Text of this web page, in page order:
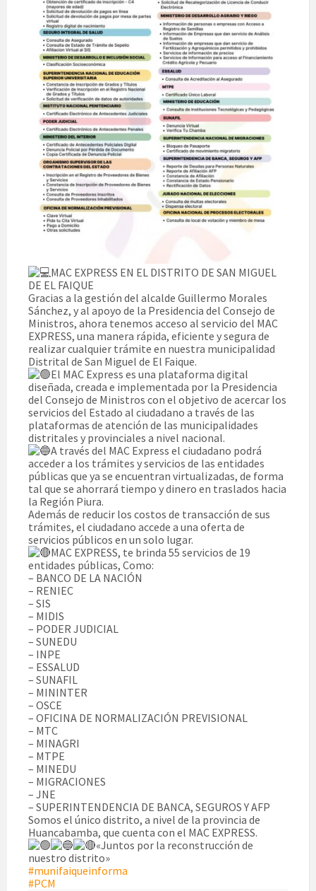
MAC EXPRESS EN EL DISTRITO DE SAN MIGUEL
DE EL FAIQUE
Gracias a la gestión del alcalde Guillermo Morales
Sánchez, y al apoyo de la Presidencia del Consejo de
Ministros, ahora tenemos acceso al servicio del MAC
EXPRESS, una manera rápida, eficiente y segura de
realizar cualquier trámite en nuestra municipalidad
Distrital de San Miguel de El Faique.
El MAC Express es una plataforma digital
diseñada, creada e implementada por la Presidencia
del Consejo de Ministros con el objetivo de acercar los
servicios del Estado al ciudadano a través de las
plataformas de atención de las municipalidades
distritales y provinciales a nivel nacional.
A través del MAC Express el ciudadano podrá
acceder a los trámites y servicios de las entidades
públicas que ya se encuentran virtualizadas, de forma
tal que se ahorrará tiempo y dinero en traslados hacia
la Región Piura.
Además de reducir los costos de transacción de sus
trámites, el ciudadano accede a una oferta de
servicios públicos en un solo lugar.
MAC EXPRESS, te brinda 55 servicios de 19
entidades públicas, Como:
– BANCO DE LA NACIÓN
– RENIEC
– SIS
– MIDIS
– PODER JUDICIAL
– SUNEDU
– INPE
– ESSALUD
– SUNAFIL
– MININTER
– OSCE
– OFICINA DE NORMALIZACIÓN PREVISIONAL
– MTC
– MINAGRI
– MTPE
– MINEDU
– MIGRACIONES
– JNE
– SUPERINTENDENCIA DE BANCA, SEGUROS Y AFP
Somos el único distrito, a nivel de la provincia de
Huancabamba, que cuenta con el MAC EXPRESS.
«Juntos por la reconstrucción de
nuestro distrito»
#munifaiqueinforma
#PCM